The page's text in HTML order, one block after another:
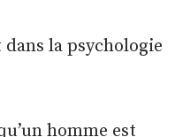
dans la psychologie
homme est